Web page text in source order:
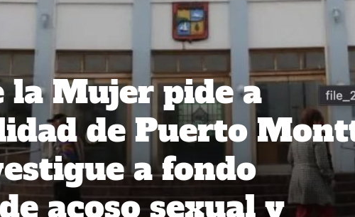
la Mujer pide a
de Puerto
a fondo
acoso sexual y